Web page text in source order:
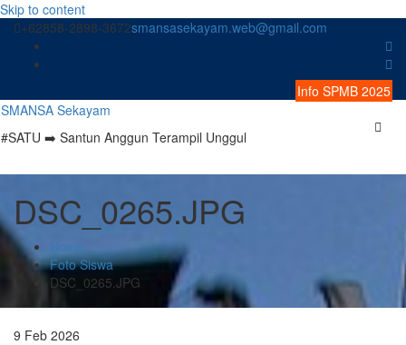
Skip to content
+62858-2898-3672smansasekayam.web@gmail.com
Info SPMB 2025
SMANSA Sekayam
#SATU ➡️ Santun Anggun Terampil Unggul
DSC_0265.JPG
Home
Foto Siswa
DSC_0265.JPG
9 Feb 2026